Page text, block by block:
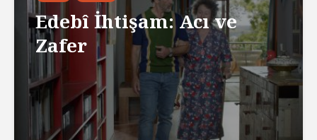
Edebî İhtişam: Acı ve
Zafer